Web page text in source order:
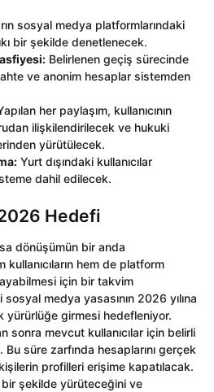
sosyal medya platformlarındaki
bir şekilde denetlenecek.
Belirlenen geçiş sürecinde
ve anonim hesaplar sistemden
her paylaşım, kullanıcının
ilişkilendirilecek ve hukuki
yürütülecek.
Yurt dışındaki kullanıcılar
dahil edilecek.
Hedefi
dönüşümün bir anda
hem de platform
için bir takvim
sosyal medya yasasının 2026 yılına
yürürlüğe girmesi hedefleniyor.
sonra mevcut kullanıcılar için belirli
süre zarfında hesaplarını gerçek
profilleri erişime kapatılacak.
şekilde yürüteceğini ve